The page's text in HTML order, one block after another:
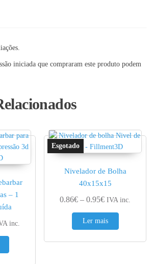
iniciada que compraram este produto podem
– 1
range: 2.84€ through 3.15€
inc.
Nivelador de Bolha
40x15x15
0.86€ – 0.95€Price range:
IVA inc.
Ler mais